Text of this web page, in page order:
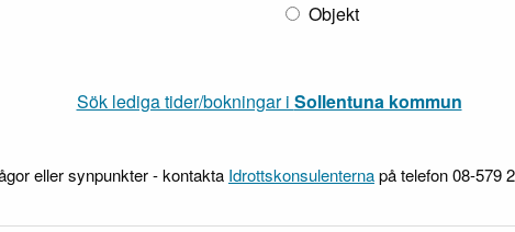
Objekt
Sök lediga tider/bokningar i Sollentuna kommun
eller synpunkter - kontakta Idrottskonsulenternapå telefon 08-579